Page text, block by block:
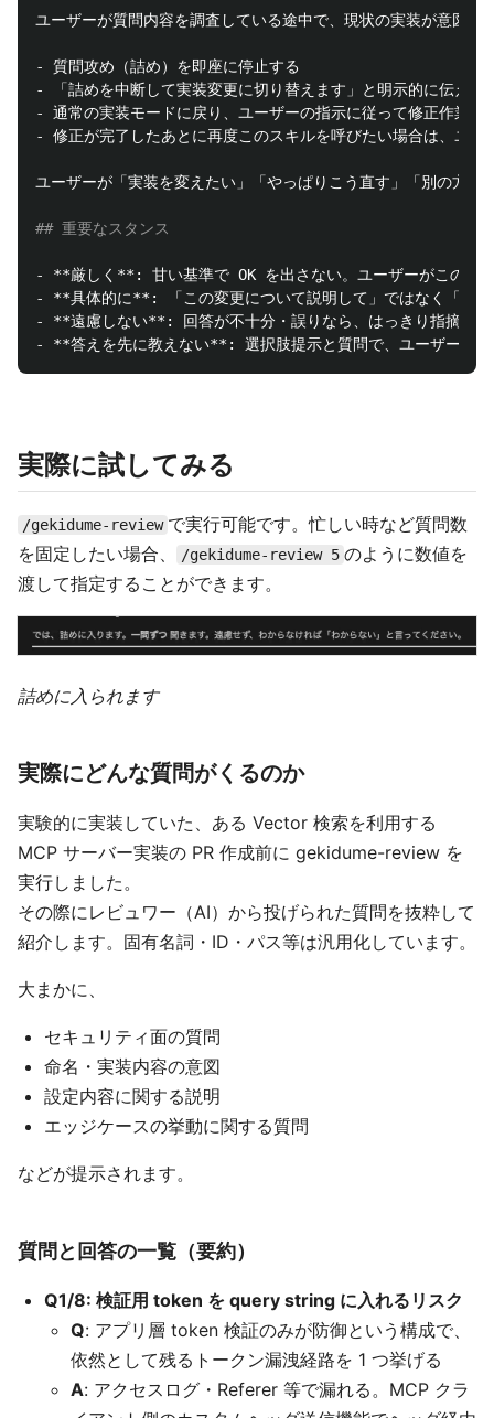
-
-
-
-
修正が完了したあとに再度このスキルを呼びたい場合は、ユ
ユーザーが「実装を変えたい」「やっぱりこう直す」「別の方
## 重要なスタンス
-
**厳しく**
-
**具体的に**
-
**遠慮しない**
-
**答えを先に教えない**
実際に試してみる
/gekidume-review で実行可能です。忙しい時など質問数
を固定したい場合、
/gekidume-review 5 のように数値を
渡して指定することができます。
詰めに入られます
実際にどんな質問がくるのか
実験的に実装していた、ある Vector 検索を利用する
MCP サーバー実装の PR 作成前に gekidume-review を
実行しました。
その際にレビュワー（AI）から投げられた質問を抜粋して
紹介します。固有名詞・ID・パス等は汎用化しています。
大まかに、
セキュリティ面の質問
命名・実装内容の意図
設定内容に関する説明
エッジケースの挙動に関する質問
などが提示されます。
質問と回答の一覧（要約）
Q1/8: 検証用 token を query string に入れるリスク
Q: アプリ層 token 検証のみが防御という構成で、
依然として残るトークン漏洩経路を 1 つ挙げる
A: アクセスログ・Referer 等で漏れる。MCP クラ